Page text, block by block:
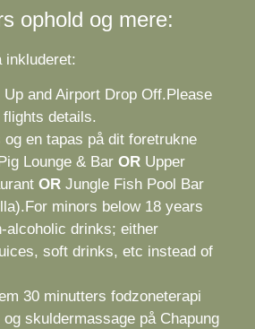
ophold og mere:
inkluderet:
and Airport Drop Off.Please
details.
og en tapas på dit foretrukne
Lounge & Bar OR Upper
OR Jungle Fish Pool Bar
minors below 18 years
alcoholic drinks; either
soft drinks, etc instead of
30 minutters fodzoneterapi
skuldermassage på Chapung